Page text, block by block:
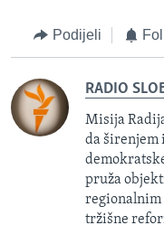
Podijeli
RADIO
Misija
da širenjem
pruža
regionalnim
tržišne